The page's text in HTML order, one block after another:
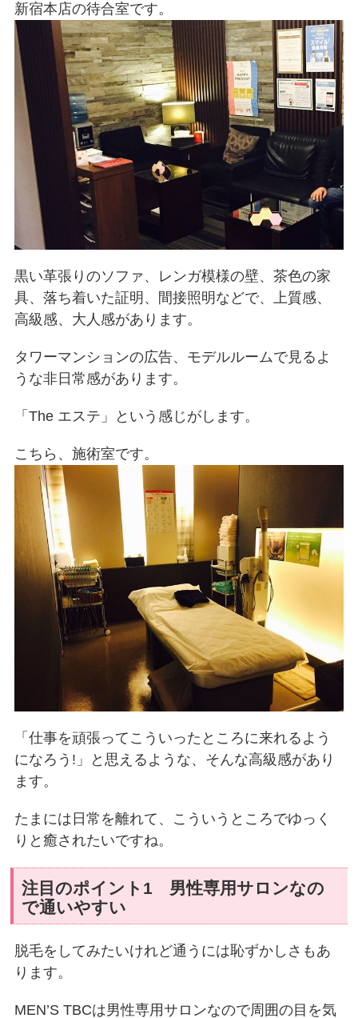
新宿本店の待合室です。
黒い革張りのソファ、レンガ模様の壁、茶色の家
具、落ち着いた証明、間接照明などで、上質感、
高級感、大人感があります。
タワーマンションの広告、モデルルームで見るよ
うな非日常感があります。
「The エステ」という感じがします。
こちら、施術室です。
「仕事を頑張ってこういったところに来れるよう
になろう!」と思えるような、そんな高級感があり
ます。
たまには日常を離れて、こういうところでゆっく
りと癒されたいですね。
注目のポイント1 男性専用サロンなの
で通いやすい
脱毛をしてみたいけれど通うには恥ずかしさもあ
ります。
MEN’S TBCは男性専用サロンなので周囲の目を気